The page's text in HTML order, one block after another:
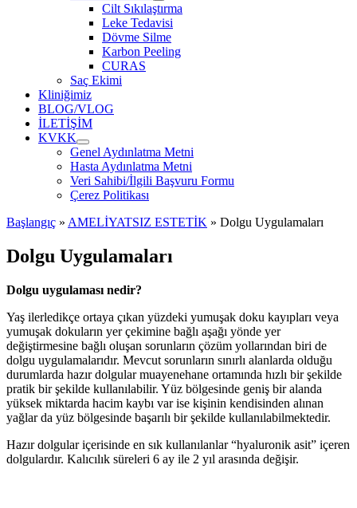
Cilt Sıkılaştırma
Leke Tedavisi
Dövme Silme
Karbon Peeling
CURAS
Saç Ekimi
Kliniğimiz
BLOG/VLOG
İLETİŞİM
KVKK
Genel Aydınlatma Metni
Hasta Aydınlatma Metni
Veri Sahibi/İlgili Başvuru Formu
Çerez Politikası
Başlangıç » AMELİYATSIZ ESTETİK » Dolgu Uygulamaları
Dolgu Uygulamaları
Dolgu uygulaması nedir?
Yaş ilerledikçe ortaya çıkan yüzdeki yumuşak doku kayıpları veya
yumuşak dokuların yer çekimine bağlı aşağı yönde yer
değiştirmesine bağlı oluşan sorunların çözüm yollarından biri de
dolgu uygulamalarıdır. Mevcut sorunların sınırlı alanlarda olduğu
durumlarda hazır dolgular muayenehane ortamında hızlı bir şekilde
pratik bir şekilde kullanılabilir. Yüz bölgesinde geniş bir alanda
yüksek miktarda hacim kaybı var ise kişinin kendisinden alınan
yağlar da yüz bölgesinde başarılı bir şekilde kullanılabilmektedir.
Hazır dolgular içerisinde en sık kullanılanlar “hyaluronik asit” içeren
dolgulardır. Kalıcılık süreleri 6 ay ile 2 yıl arasında değişir.